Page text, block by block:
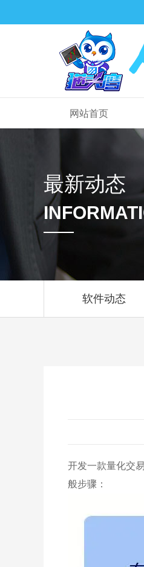
网站首页
最新动态
软件动态
开发一款量化交
般步骤：